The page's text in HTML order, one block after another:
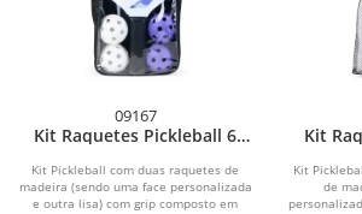
09167
Kit Raquetes Pickleball 6
Kit Pickleball com duas raquetes de
madeira (sendo uma face personalizada
e outra lisa) com grip composto em
Kit
Kit
de